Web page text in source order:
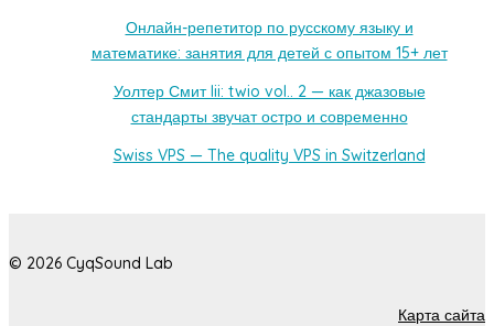
Онлайн-репетитор по русскому языку и
математике: занятия для детей с опытом 15+ лет
Уолтер Смит Iii: twio vol.. 2 — как джазовые
стандарты звучат остро и современно
Swiss VPS — The quality VPS in Switzerland
© 2026 CyqSound Lab
Карта сайта